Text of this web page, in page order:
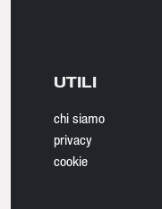
UTILI
chi siamo
privacy
cookie